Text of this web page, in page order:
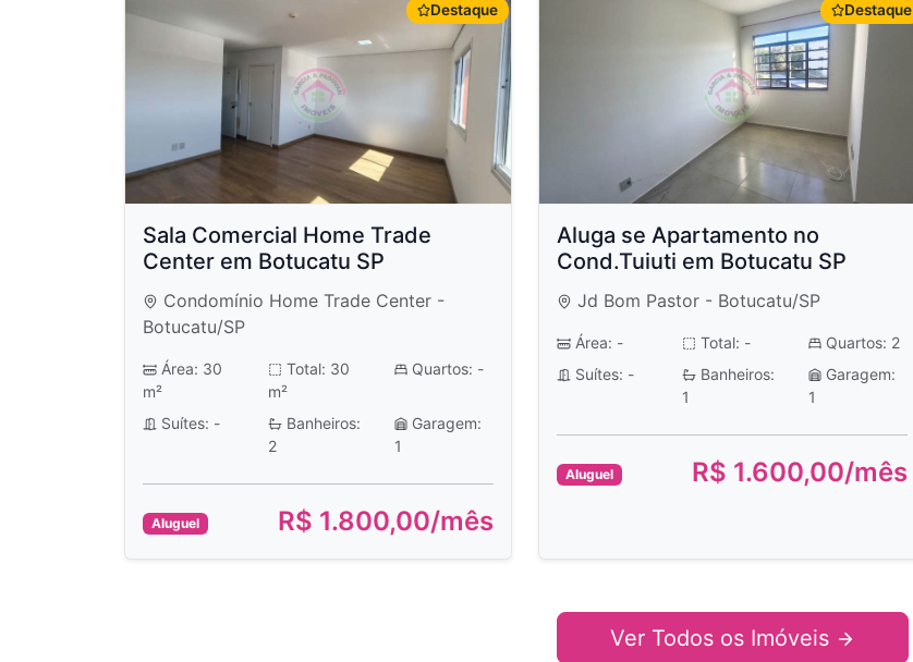
Destaque
Sala Comercial Home Trade
Center em Botucatu SP
Condomínio Home Trade Center -
Botucatu/SP
Área: 30
m²
Total: 30
m²
Quartos: -
Suítes: -
Banheiros:
2
Garagem:
1
Aluguel R$ 1.800,00/mês
Destaque
Aluga se Apartamento no
Cond.Tuiuti em Botucatu SP
Jd Bom Pastor - Botucatu/SP
Área: - Total: -
Quartos: 2
Suítes: -
Banheiros:
1
Garagem:
1
Aluguel R$ 1.600,00/mês
Ver Todos os Imóveis